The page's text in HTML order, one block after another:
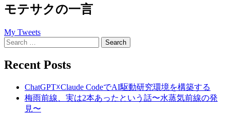
モテサクの一言
My Tweets
Search
for:
Recent Posts
ChatGPT☓Claude CodeでAI駆動研究環境を構築する
梅雨前線、実は2本あったという話〜水蒸気前線の発
見〜